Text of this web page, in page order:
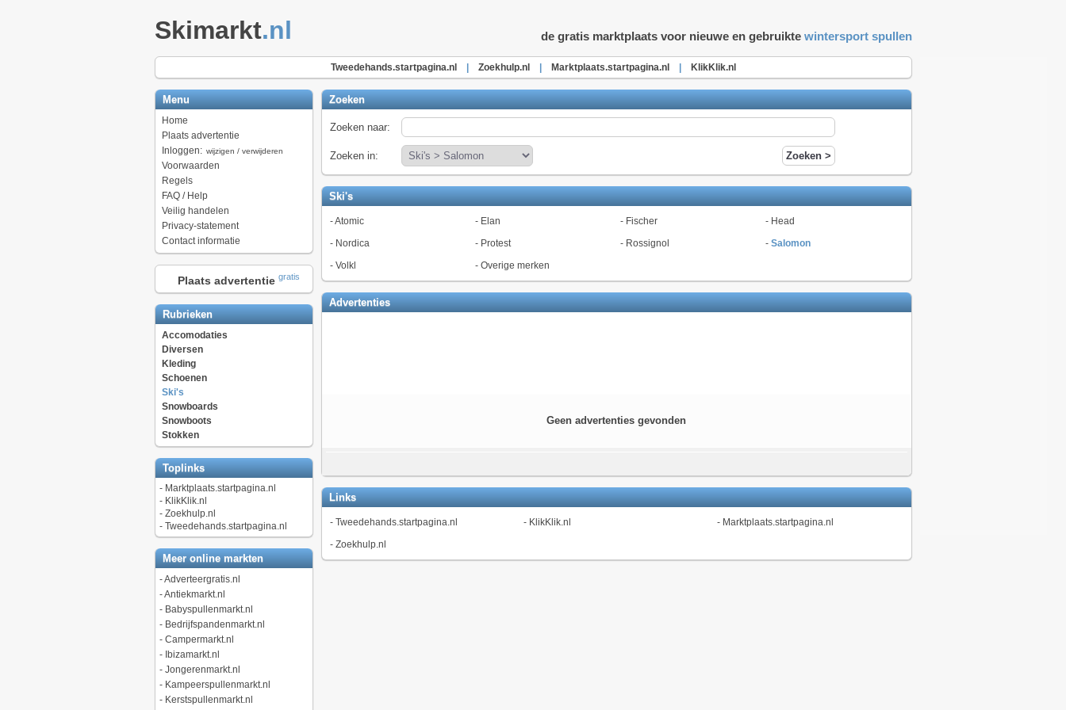
Skimarkt.nl de gratis marktplaats voor nieuwe en gebruikte wintersport spullen
Tweedehands.startpagina.nl Zoekhulp.nl Marktplaats.startpagina.nl KlikKlik.nl
Menu
Home
Plaats advertentie
Inloggen: wijzigen / verwijderen
Voorwaarden
Regels
FAQ / Help
Veilig handelen
Privacy-statement
Contact informatie
Plaats advertentie gratis
Rubrieken
Accomodaties
Diversen
Kleding
Schoenen
Ski's
Snowboards
Snowboots
Stokken
Toplinks
- Marktplaats.startpagina.nl
- KlikKlik.nl
- Zoekhulp.nl
- Tweedehands.startpagina.nl
Meer online markten
-Adverteergratis.nl
-Antiekmarkt.nl
- Babyspullenmarkt.nl
- Bedrijfspandenmarkt.nl
- Campermarkt.nl
- Ibizamarkt.nl
- Jongerenmarkt.nl
- Kampeerspullenmarkt.nl
- Kerstspullenmarkt.nl
Zoeken
Zoeken naar:
Zoeken in:
Ski's
-Atomic - Elan - Fischer - Head
- Nordica - Protest - Rossignol - Salomon
- Volkl - Overige merken
Advertenties
Geen advertenties gevonden
Links
- Tweedehands.startpagina.nl - KlikKlik.nl - Marktplaats.startpagina.nl
- Zoekhulp.nl